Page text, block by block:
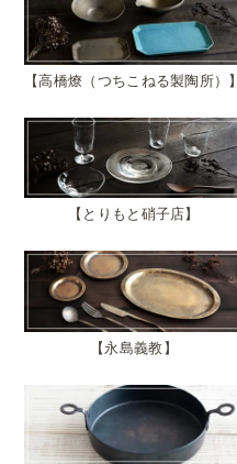
高橋燎（つちこねる製陶所）
とりもと硝子店
永島義教